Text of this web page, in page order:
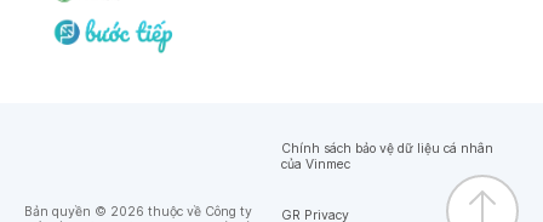
Ngày 01-07-2025
Bản quyền © 2026 thuộc về Công ty
Chính sách bảo vệ dữ liệu cá nhân
của Vinmec
GR Privacy